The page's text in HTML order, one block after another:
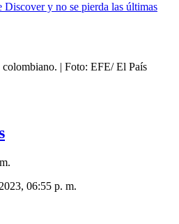
y no se pierda las últimas
| Foto: EFE/ El País
06:55 p. m.